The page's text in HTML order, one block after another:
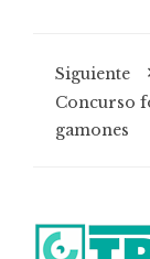
Siguiente
Concurso
gamones